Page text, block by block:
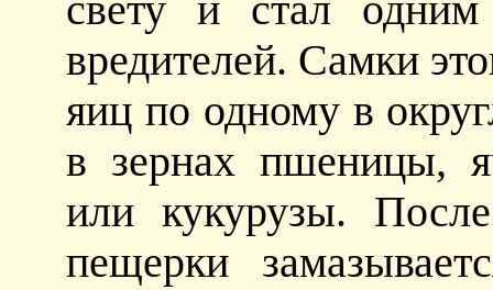
свету и стал
вредителей. Самки
яиц по одному в
в зернах пшеницы,
или кукурузы.
пещерки